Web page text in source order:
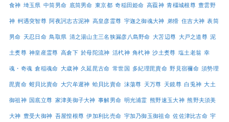
食神 埼玉県 中筒男命 底筒男命 東京都 奇稲田姫命 高龗神 青橿城根尊 豊雲野
神 軻遇突智尊 阿夜訶志古泥神 高皇彦霊尊 宇迦之御魂大神 弟猾 住吉大神 表筒
男命 天忍日命 鳥取県 清之湯山主三名狭漏彦八島野命 大苫辺尊 大戸之道尊 泥
土煑尊 神皇産霊尊 高倉下 於母陀流神 活杙神 角杙神 沙土煑尊 塩土老翁 幸
魂・奇魂 倉稲魂命 大歳神 久延毘古命 常世国 多紀理毘賣命 野見宿禰命 須勢理
毘賣命 蚶貝比賣命 大穴牟遲神 蛤貝比賣命 沫蕩尊 天万尊 天鏡尊 白兎神 大土
御祖神 国底立尊 家津美御子大神 事解男命 明光浦霊 熊野速玉大神 熊野夫須美
大神 豊受大御神 吾屋惶根尊 伊加利比売命 宇加乃御玉御祖命 佐佐津比古命 宇